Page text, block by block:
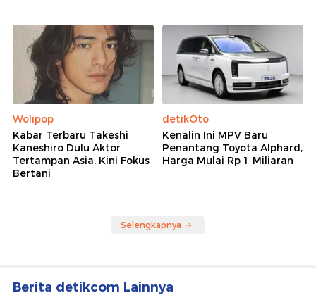
Wolipop
Kabar Terbaru Takeshi
Kaneshiro Dulu Aktor
Tertampan Asia, Kini Fokus
Bertani
detikOto
Kenalin Ini MPV Baru
Penantang Toyota Alphard,
Harga Mulai Rp 1 Miliaran
Selengkapnya
Berita detikcom Lainnya